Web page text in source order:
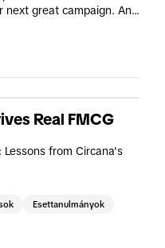
next great campaign. And
Real FMCG
Lessons from Circana's
Esettanulmányok